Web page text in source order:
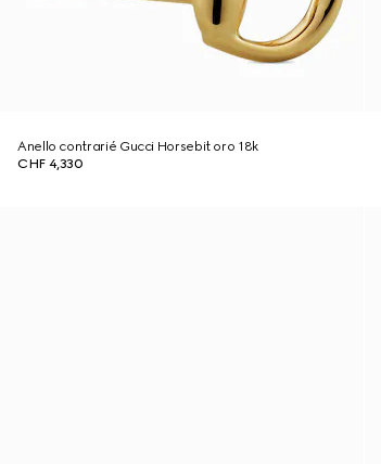
Anello contrarié Gucci Horsebit oro 18k
CHF 4,330